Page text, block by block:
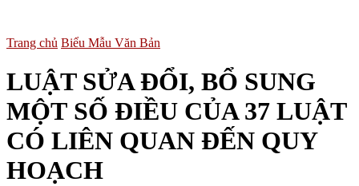
Trang chủ Biểu Mẫu Văn Bản
LUẬT SỬA ĐỔI, BỔ SUNG
MỘT SỐ ĐIỀU CỦA 37 LUẬT
CÓ LIÊN QUAN ĐẾN QUY
HOẠCH